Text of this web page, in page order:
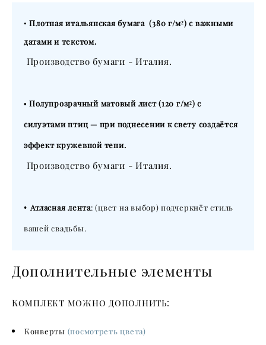
• Плотная итальянская бумага (380 г/м²) с важными
датами и текстом.
Производство бумаги - Италия.
• Полупрозрачный матовый лист (120 г/м²) с
силуэтами птиц — при поднесении к свету создаётся
эффект кружевной тени.
Производство бумаги - Италия.
• Атласная лента: (цвет на выбор) подчеркнёт стиль
вашей свадьбы.
Дополнительные элементы
Комплект можно дополнить:
Конверты (посмотреть цвета)